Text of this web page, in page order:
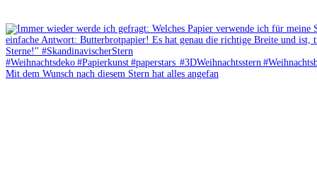
Mit dem Wunsch nach diesem Stern hat alles angefan